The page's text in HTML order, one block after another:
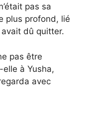
pas sa
plus profond, lié
avait dû quitter.
pas être
à Yusha,
avec